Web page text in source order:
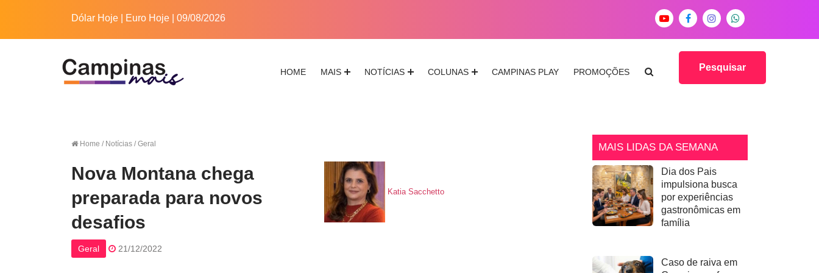
Dólar Hoje Euro Hoje | 09/08/2026
HOME MAIS NOTÍCIAS COLUNAS CAMPINAS PLAY PROMOÇÕES Pesquisar
Home / Notícias / Geral
Nova Montana chega
preparada para novos
desafios
Katia Sacchetto
Geral 21/12/2022
MAIS LIDAS DA SEMANA
Dia dos Pais
impulsiona busca
por experiências
gastronômicas em
família
Caso de raiva em